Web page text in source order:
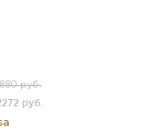
руб.
руб.